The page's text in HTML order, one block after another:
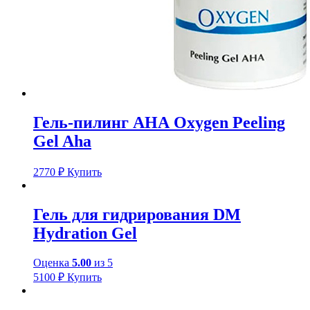
Гель-пилинг АНА Oxygen Peeling
Gel Aha
2770 ₽ Купить
Гель для гидрирования DM
Hydration Gel
Оценка 5.00 из 5
5100 ₽ Купить